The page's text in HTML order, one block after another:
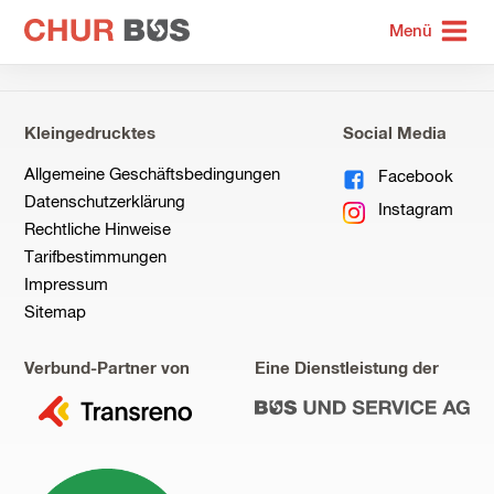
zur
Startseite
Menü
Kleingedrucktes
Allgemeine Geschäftsbedingungen
Datenschutzerklärung
Rechtliche Hinweise
Tarifbestimmungen
Impressum
Sitemap
Social Media
Facebook
Instagram
Verbund-Partner von
zu
Eine Dienstleistung der
zu